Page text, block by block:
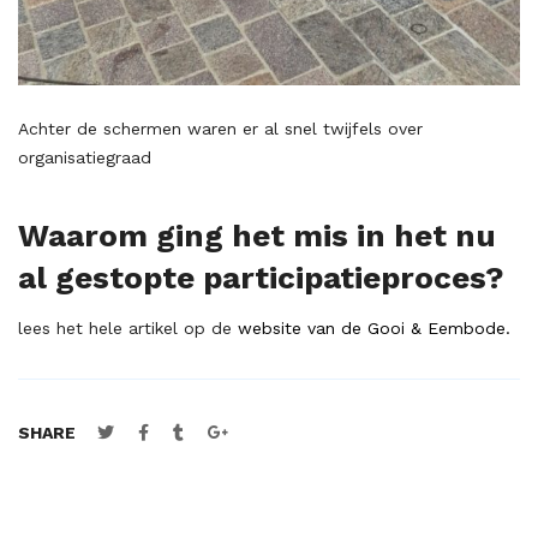
Achter de schermen waren er al snel twijfels over
organisatiegraad
Waarom ging het mis in het nu
al gestopte participatieproces?
lees het hele artikel op de website van de Gooi & Eembode.
SHARE